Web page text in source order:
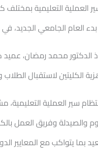
العملية التعليمية
العام الجامعي الجديد،
الدكتور محمد رمضان، عميد
الكليتين لاستقبال الطلاب
سير العملية التعليمية،
والصيدلة وفريق العمل
بما يتواكب مع المعايير